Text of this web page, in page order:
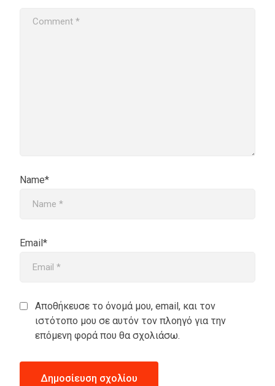
Name*
Email*
Αποθήκευσε το όνομά μου, email, και τον
ιστότοπο μου σε αυτόν τον πλοηγό για την
επόμενη φορά που θα σχολιάσω.